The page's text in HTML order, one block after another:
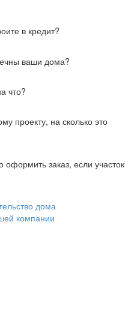
в кредит?
ваши дома?
что?
проекту, на сколько это
оформить заказ, если участок
дома
компании